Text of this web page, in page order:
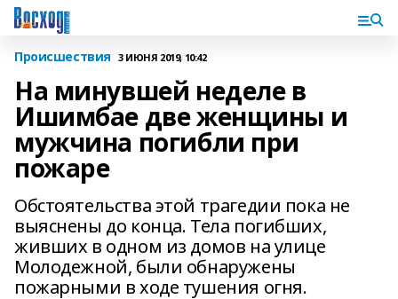
Происшествия 3 ИЮНЯ 2019, 10:42
На минувшей неделе в
Ишимбае две женщины и
мужчина погибли при
пожаре
Обстоятельства этой трагедии пока не
выяснены до конца. Тела погибших,
живших в одном из домов на улице
Молодежной, были обнаружены
пожарными в ходе тушения огня.